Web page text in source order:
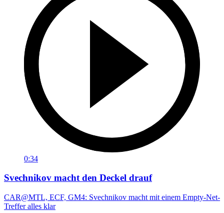
0:34
Svechnikov macht den Deckel drauf
CAR@MTL, ECF, GM4: Svechnikov macht mit einem Empty-Net-
Treffer alles klar